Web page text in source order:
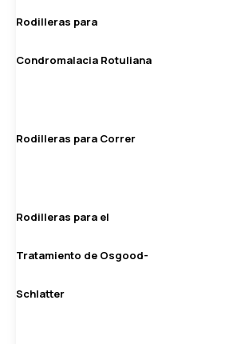
Rodilleras para
Condromalacia Rotuliana
Rodilleras para Correr
Rodilleras para el
Tratamiento de Osgood-
Schlatter